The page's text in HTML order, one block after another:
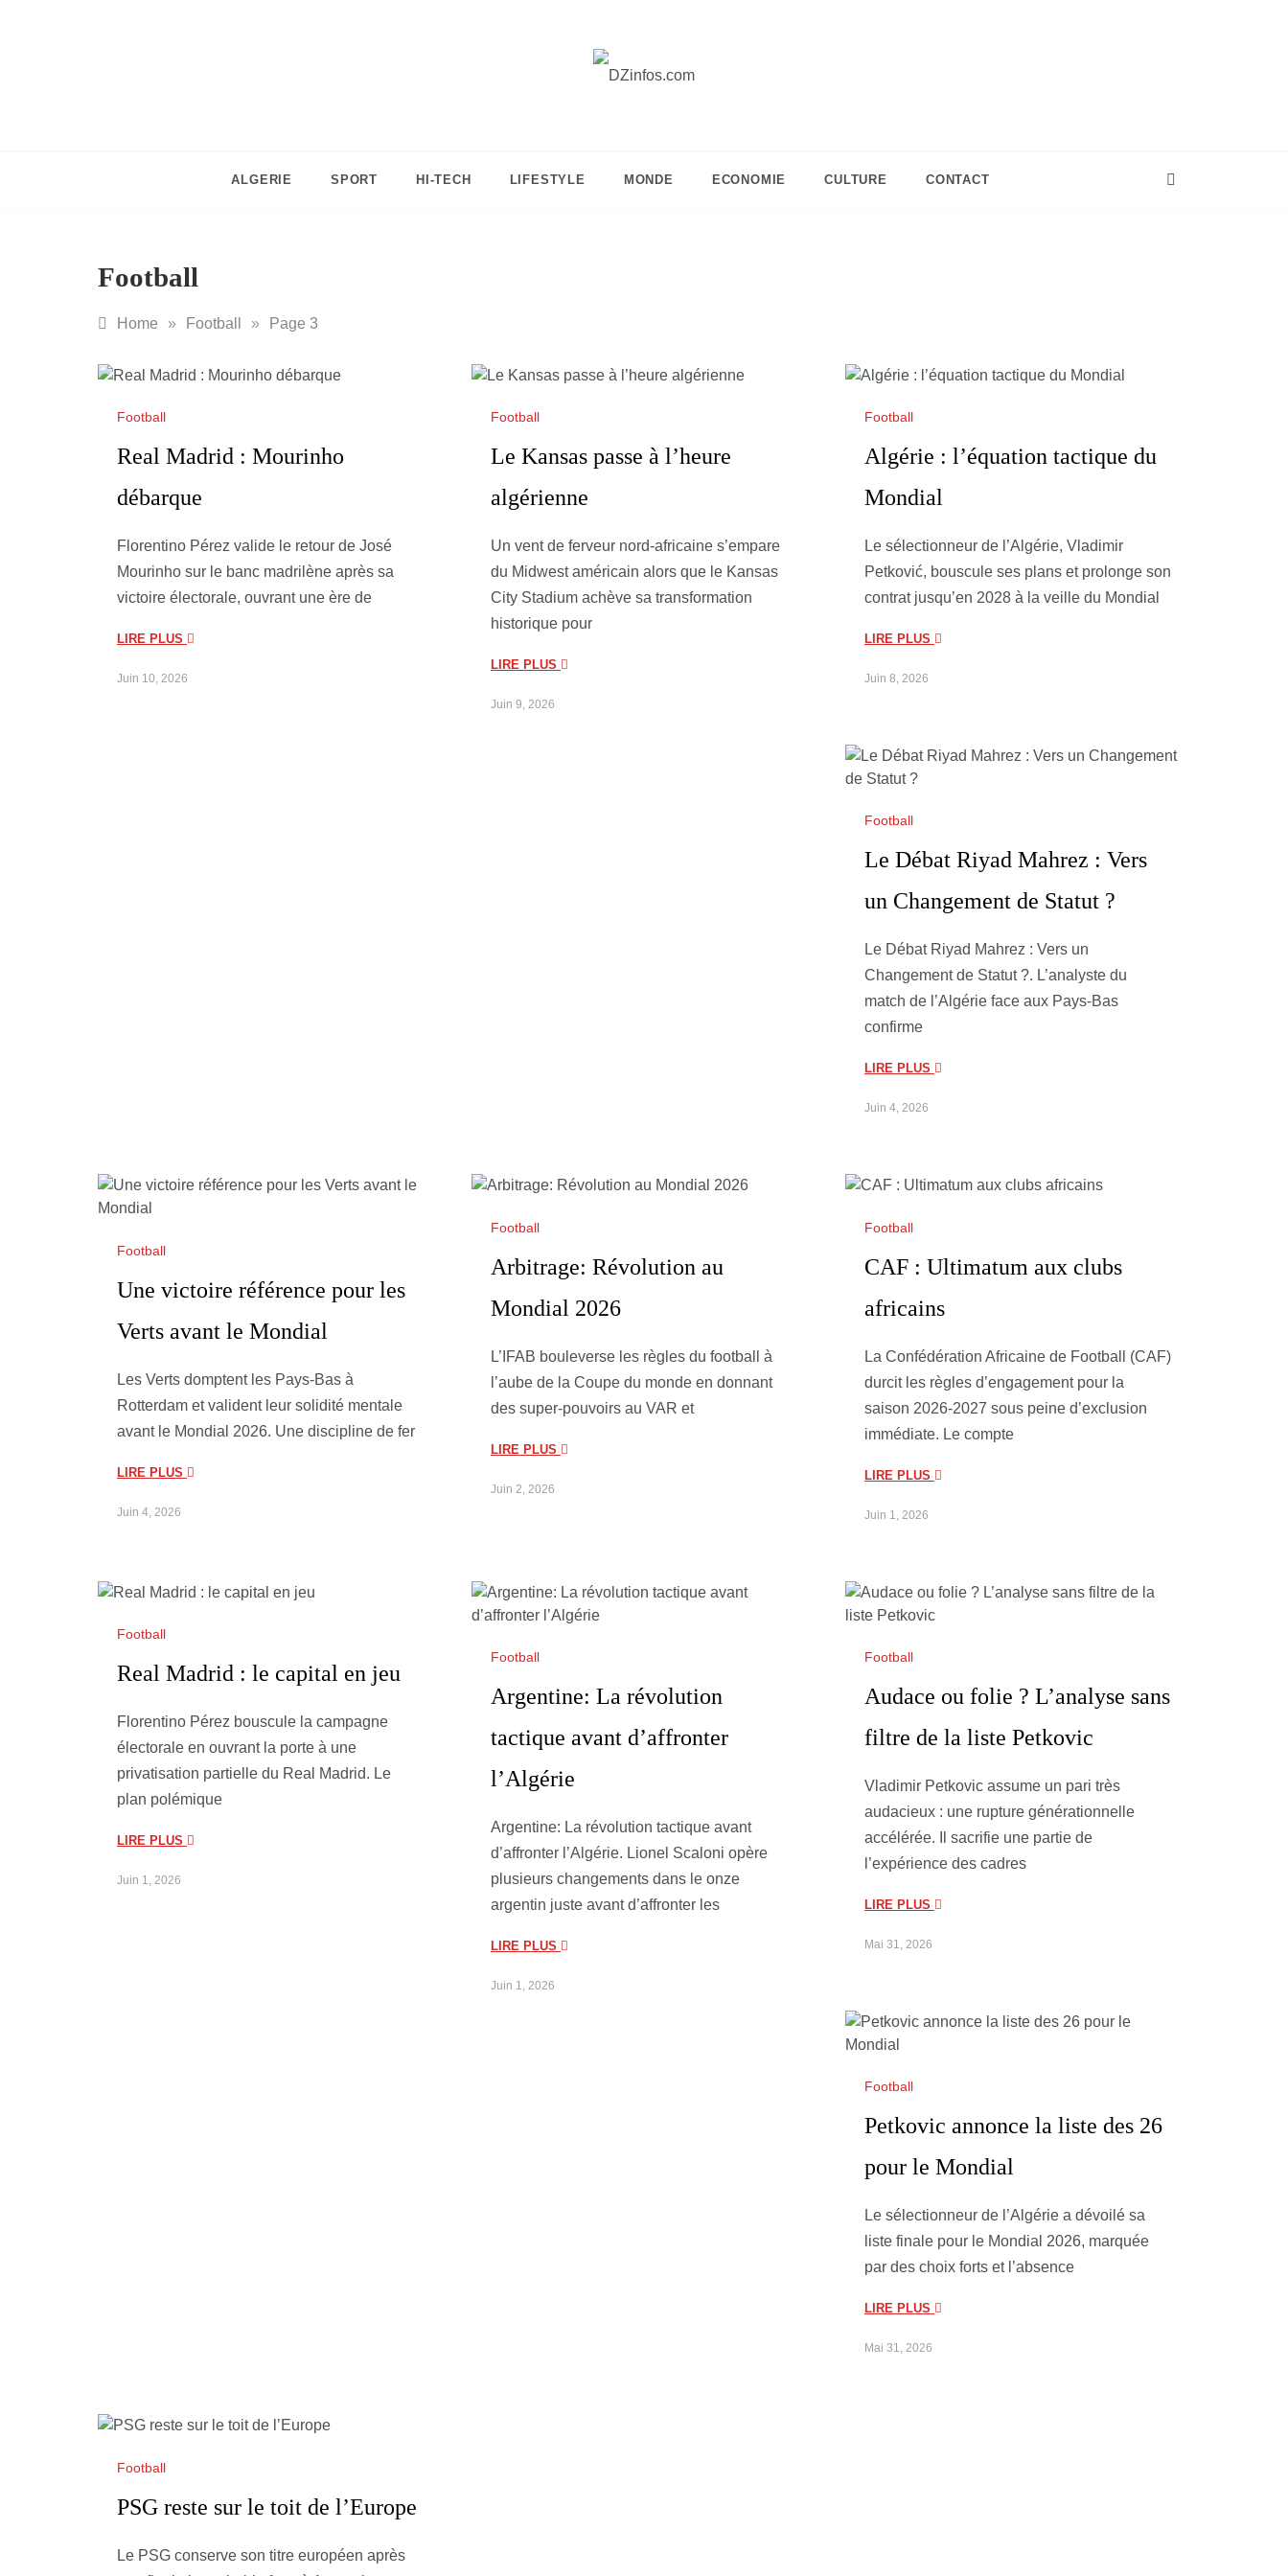
ALGERIE SPORT HI-TECH LIFESTYLE MONDE ECONOMIE CULTURE CONTACT
Football
Home » Football » Page 3
Football
Real Madrid : Mourinho
débarque
Florentino Pérez valide le retour de José
Mourinho sur le banc madrilène après sa
victoire électorale, ouvrant une ère de
LIRE PLUS
Juin 10, 2026
Football
Le Kansas passe à l’heure
algérienne
Un vent de ferveur nord-africaine s’empare
du Midwest américain alors que le Kansas
City Stadium achève sa transformation
historique pour
LIRE PLUS
Juin 9, 2026
Football
Algérie : l’équation tactique du
Mondial
Le sélectionneur de l’Algérie, Vladimir
Petković, bouscule ses plans et prolonge son
contrat jusqu’en 2028 à la veille du Mondial
LIRE PLUS
Juin 8, 2026
Football
Le Débat Riyad Mahrez : Vers
un Changement de Statut ?
Le Débat Riyad Mahrez : Vers un
Changement de Statut ?. L’analyste du
match de l’Algérie face aux Pays-Bas
confirme
LIRE PLUS
Juin 4, 2026
Football
Une victoire référence pour les
Verts avant le Mondial
Les Verts domptent les Pays-Bas à
Rotterdam et valident leur solidité mentale
avant le Mondial 2026. Une discipline de fer
LIRE PLUS
Juin 4, 2026
Football
Arbitrage: Révolution au
Mondial 2026
L’IFAB bouleverse les règles du football à
l’aube de la Coupe du monde en donnant
des super-pouvoirs au VAR et
LIRE PLUS
Juin 2, 2026
Football
CAF : Ultimatum aux clubs
africains
La Confédération Africaine de Football (CAF)
durcit les règles d’engagement pour la
saison 2026-2027 sous peine d’exclusion
immédiate. Le compte
LIRE PLUS
Juin 1, 2026
Football
Real Madrid : le capital en jeu
Florentino Pérez bouscule la campagne
électorale en ouvrant la porte à une
privatisation partielle du Real Madrid. Le
plan polémique
LIRE PLUS
Juin 1, 2026
Football
Argentine: La révolution
tactique avant d’affronter
l’Algérie
Argentine: La révolution tactique avant
d’affronter l’Algérie. Lionel Scaloni opère
plusieurs changements dans le onze
argentin juste avant d’affronter les
LIRE PLUS
Juin 1, 2026
Football
Audace ou folie ? L’analyse sans
filtre de la liste Petkovic
Vladimir Petkovic assume un pari très
audacieux : une rupture générationnelle
accélérée. Il sacrifie une partie de
l’expérience des cadres
LIRE PLUS
Mai 31, 2026
Football
Petkovic annonce la liste des 26
pour le Mondial
Le sélectionneur de l’Algérie a dévoilé sa
liste finale pour le Mondial 2026, marquée
par des choix forts et l’absence
LIRE PLUS
Mai 31, 2026
Football
PSG reste sur le toit de l’Europe
Le PSG conserve son titre européen après